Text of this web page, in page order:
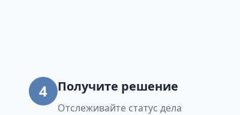
4 Получите решение
Отслеживайте статус дела